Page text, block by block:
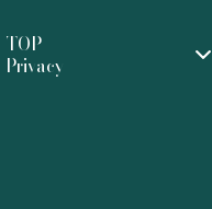
TOP
Privacy